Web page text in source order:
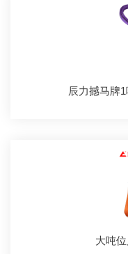
辰力撼马牌
大吨